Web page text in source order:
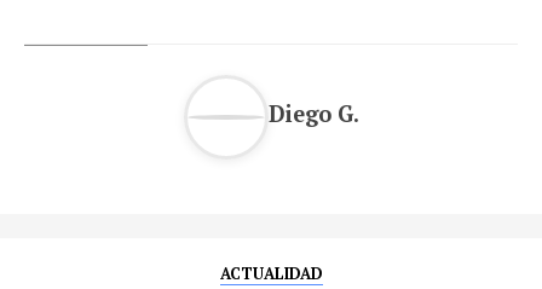
Diego G.
ACTUALIDAD